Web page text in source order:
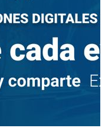
de rocio.com.